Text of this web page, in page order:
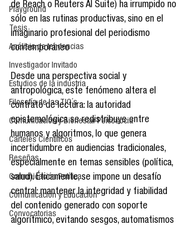
Playground
Tesis
Análisis de tendencias
Investigador Invitado
Estudios de la industria
Filosofía de las TIC´s
Comunicación y Bienestar Psicosocia
Carteles Científicos
Reseñas
Comunicación Política
Comunicación y Educación
Convocatorias
de Reach o Reuters AI Suite) ha irrumpido no
sólo en las rutinas productivas, sino en el
imaginario profesional del periodismo
contemporáneo
Desde una perspectiva social y
antropológica, este fenómeno altera el
contrato de lectura: la autoridad
epistemológica se redistribuye entre
humanos y algoritmos, lo que genera
incertidumbre en audiencias tradicionales,
especialmente en temas sensibles (política,
salud). Éticamente, se impone un desafío
central: mantener la integridad y fiabilidad
del contenido generado con soporte
algorítmico, evitando sesgos, automatismos